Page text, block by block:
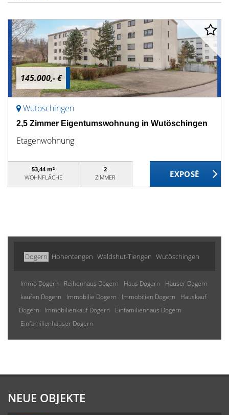
145.000,- €
Wutöschingen
2,5 Zimmer Eigentumswohnung in Wutöschingen
Etagenwohnung
53,44 m²
WOHNFLÄCHE
2
ZIMMER
Dogern Hohentengen Waldshut-Tiengen Wutöschingen
Immo Dogern Reihenhaus Dogern Haus Dogern
Häuser Dogern
kaufen Dogern
Immobilie Dogern Immobilien Dogern
Hauskauf
Dogern
Immobilienkauf Dogern
Einfamilienhaus Dogern
Einfamilienhäuser Dogern
NEUE OBJEKTE